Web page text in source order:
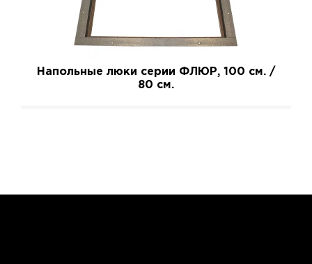
Напольные люки серии ФЛЮР, 100 см. /
80 см.